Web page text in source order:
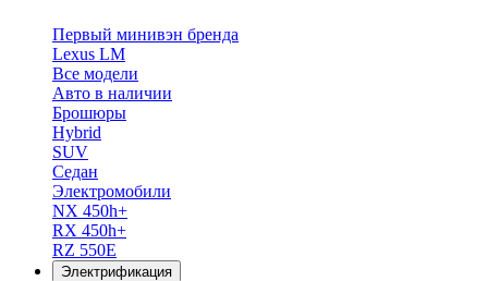
Первый минивэн бренда
Lexus LM
Все модели
Авто в наличии
Брошюры
Hybrid
SUV
Седан
Электромобили
NX 450h+
RX 450h+
RZ 550E
Электрификация